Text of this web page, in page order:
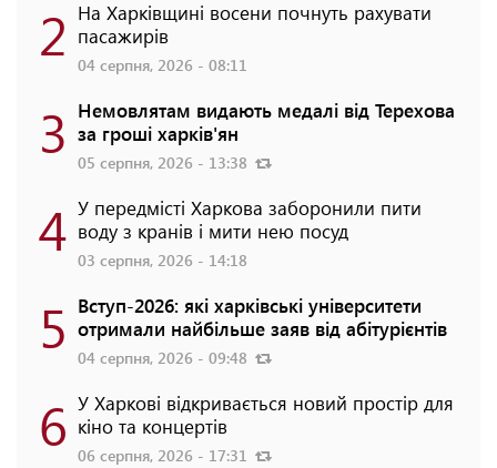
2 На Харківщині восени почнуть рахувати
пасажирів
04 серпня, 2026 - 08:11
3 Немовлятам видають медалі від Терехова
за гроші харків'ян
05 серпня, 2026 - 13:38
4 У передмісті Харкова заборонили пити
воду з кранів і мити нею посуд
03 серпня, 2026 - 14:18
5 Вступ-2026: які харківські університети
отримали найбільше заяв від абітурієнтів
04 серпня, 2026 - 09:48
6 У Харкові відкривається новий простір для
кіно та концертів
06 серпня, 2026 - 17:31